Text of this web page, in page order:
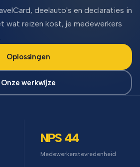
deelauto's en declaraties in
wat reizen kost, je medewerkers
Oplossingen
Onze werkwijze
NPS 44
Medewerkerstevredenheid